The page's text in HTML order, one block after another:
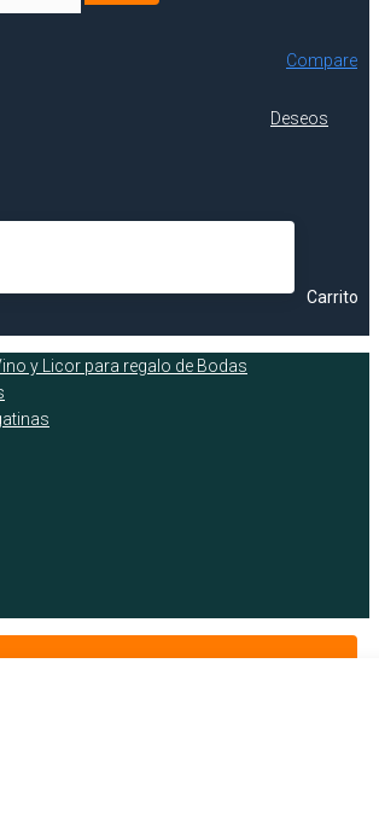
Compare
Deseos
Carrito
y Licor para regalo de Bodas